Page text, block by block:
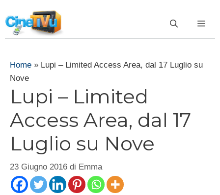
al
contenuto
Home » Lupi – Limited Access Area, dal 17 Luglio su
Nove
Lupi – Limited
Access Area, dal 17
Luglio su Nove
23 Giugno 2016 di Emma